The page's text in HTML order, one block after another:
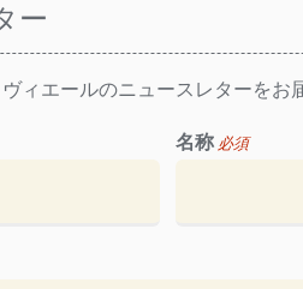
ー
ィエールのニュースレターをお
名称 必須